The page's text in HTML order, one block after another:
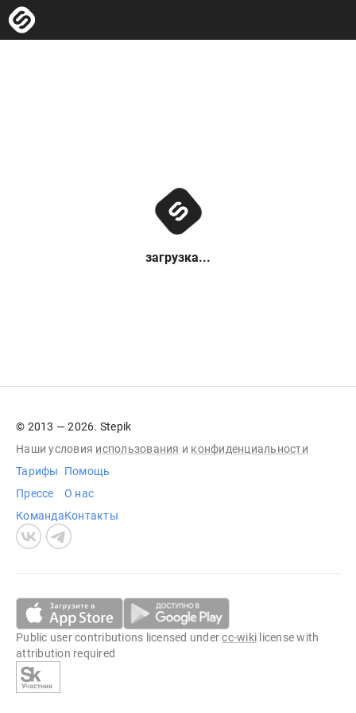
загрузка...
© 2013 — 2026. Stepik
Наши условия использования и конфиденциальности
Тарифы
Прессе
Команда
Помощь
О нас
Контакты
Public user contributions licensed undercc-wiki license with
attribution required